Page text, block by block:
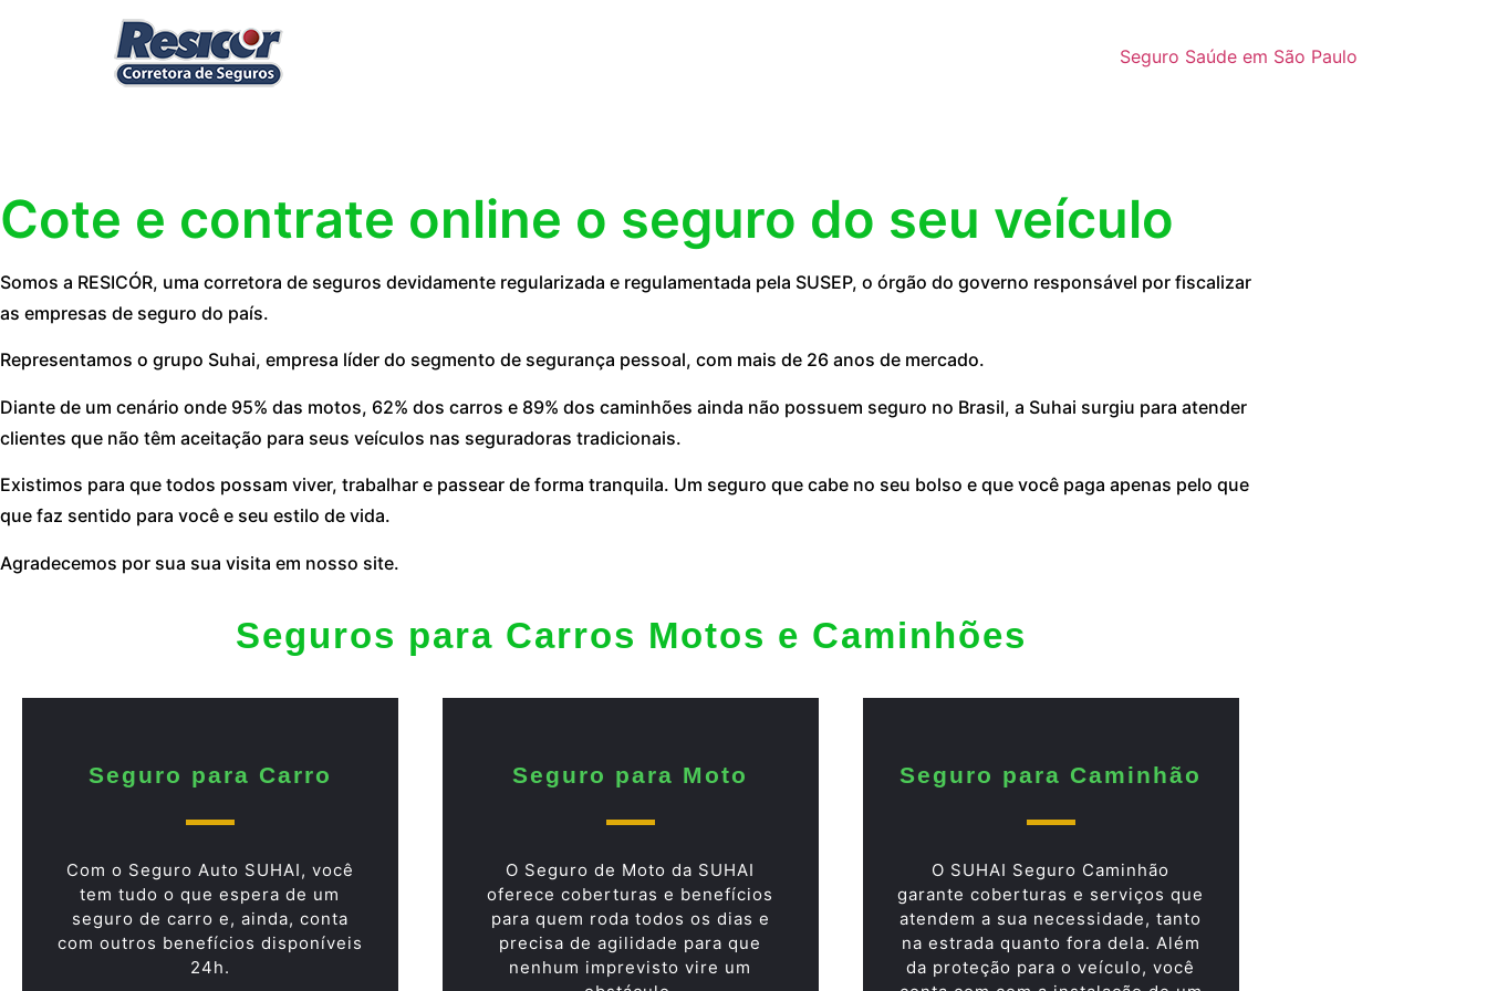
Seguro Saúde em São Paulo
Cote e contrate online o seguro do seu veículo
Somos a RESICÓR, uma corretora de seguros devidamente regularizada e regulamentada pela SUSEP, o órgão do governo responsável por fiscalizar
as empresas de seguro do país.
Representamos o grupo Suhai, empresa líder do segmento de segurança pessoal, com mais de 26 anos de mercado.
Diante de um cenário onde 95% das motos, 62% dos carros e 89% dos caminhões ainda não possuem seguro no Brasil, a Suhai surgiu para atender
clientes que não têm aceitação para seus veículos nas seguradoras tradicionais.
Existimos para que todos possam viver, trabalhar e passear de forma tranquila. Um seguro que cabe no seu bolso e que você paga apenas pelo que
que faz sentido para você e seu estilo de vida.
Agradecemos por sua sua visita em nosso site.
Seguros para Carros Motos e Caminhões
Seguro para Carro
Com o Seguro Auto SUHAI, você
tem tudo o que espera de um
seguro de carro e, ainda, conta
com outros benefícios disponíveis
24h.
Seguro para Moto
O Seguro de Moto da SUHAI
oferece coberturas e benefícios
para quem roda todos os dias e
precisa de agilidade para que
nenhum imprevisto vire um
Seguro para Caminhão
O SUHAI Seguro Caminhão
garante coberturas e serviços que
atendem a sua necessidade, tanto
na estrada quanto fora dela. Além
da proteção para o veículo, você